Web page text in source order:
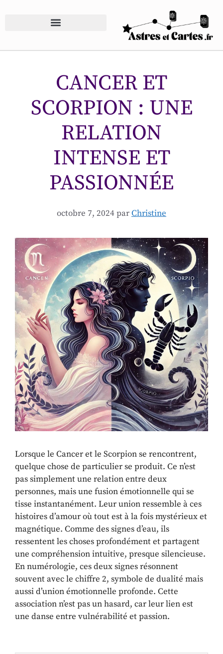
CANCER ET
SCORPION : UNE
RELATION
INTENSE ET
PASSIONNÉE
octobre 7, 2024parChristine
Lorsque le Cancer et le Scorpion se rencontrent,
quelque chose de particulier se produit. Ce n’est
pas simplement une relation entre deux
personnes, mais une fusion émotionnelle qui se
tisse instantanément. Leur union ressemble à ces
histoires d’amour où tout est à la fois mystérieux et
magnétique. Comme des signes d’eau, ils
ressentent les choses profondément et partagent
une compréhension intuitive, presque silencieuse.
En numérologie, ces deux signes résonnent
souvent avec le chiffre 2, symbole de dualité mais
aussi d’union émotionnelle profonde. Cette
association n’est pas un hasard, car leur lien est
une danse entre vulnérabilité et passion.